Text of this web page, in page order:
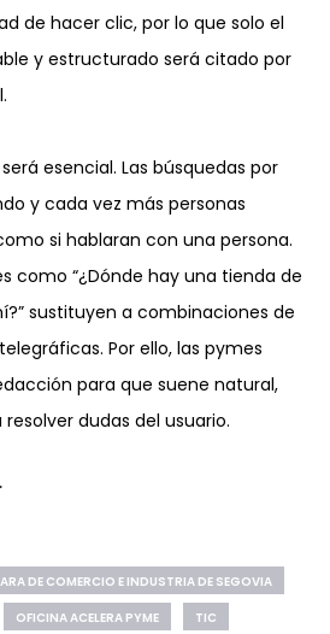
de hacer clic, por lo que solo el
y estructurado será citado por
esencial. Las búsquedas por
y cada vez más personas
si hablaran con una persona.
como “¿Dónde hay una tienda de
sustituyen a combinaciones de
Por ello, las pymes
para que suene natural,
dudas del usuario.
DE COMERCIO E INDUSTRIA DE SEGOVIA
OFICINA ACELERA PYME TIC